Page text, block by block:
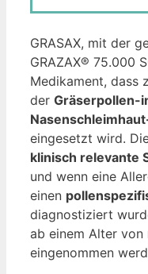
GRASAX, mit der
GRAZAX® 75.000
Medikament, dass
der Gräserpollen-
eingesetzt wird.
klinisch relevante
und wenn eine
einen
diagnostiziert
ab einem Alter von
eingenommen